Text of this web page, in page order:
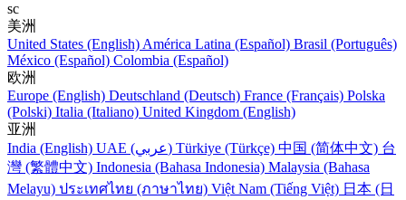
sc
美洲
United States (English) América Latina (Español) Brasil (Português)
México (Español) Colombia (Español)
欧洲
Europe (English) Deutschland (Deutsch) France (Français) Polska
(Polski) Italia (Italiano) United Kingdom (English)
亚洲
India (English)
UAE (عربي) Türkiye (Türkçe) 中国 (简体中文) 台
灣 (繁體中文) Indonesia (Bahasa Indonesia) Malaysia (Bahasa
Melayu) ประเทศไทย (ภาษาไทย) Việt Nam (Tiếng Việt) 日本 (日